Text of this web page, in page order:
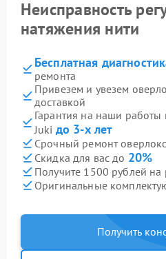
Неисправность
натяжения нити
Бесплатная
ремонта
Привезем и увезем
доставкой
Гарантия на наши
Juki до 3-х лет
Срочный ремонт
Скидка для вас до 20%
Получите 1500 рублей на
Оригинальные
Получить